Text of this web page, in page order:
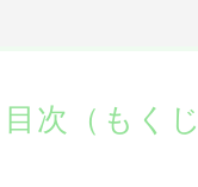
目次（もくじ